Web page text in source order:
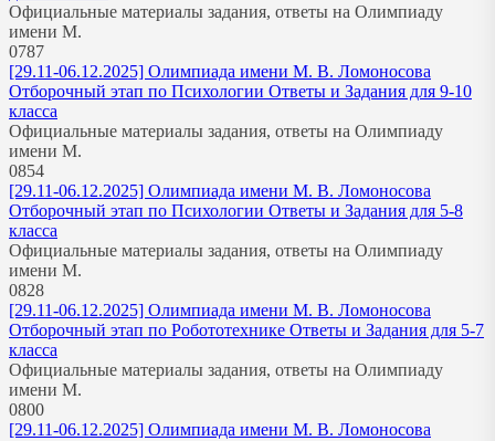
Официальные материалы задания, ответы на Олимпиаду
имени М.
0787
[29.11-06.12.2025] Олимпиада имени М. В. Ломоносова
Отборочный этап по Психологии Ответы и Задания для 9-10
класса
Официальные материалы задания, ответы на Олимпиаду
имени М.
0854
[29.11-06.12.2025] Олимпиада имени М. В. Ломоносова
Отборочный этап по Психологии Ответы и Задания для 5-8
класса
Официальные материалы задания, ответы на Олимпиаду
имени М.
0828
[29.11-06.12.2025] Олимпиада имени М. В. Ломоносова
Отборочный этап по Робототехнике Ответы и Задания для 5-7
класса
Официальные материалы задания, ответы на Олимпиаду
имени М.
0800
[29.11-06.12.2025] Олимпиада имени М. В. Ломоносова